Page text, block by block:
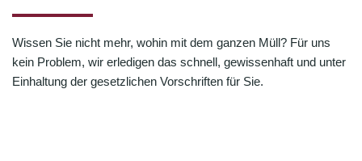
Wissen Sie nicht mehr, wohin mit dem ganzen Müll? Für uns
kein Problem, wir erledigen das schnell, gewissenhaft und unter
Einhaltung der gesetzlichen Vorschriften für Sie.